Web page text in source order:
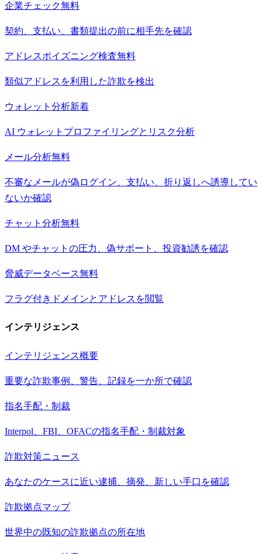
企業チェック無料
契約、支払い、書類提出の前に相手先を確認
アドレスポイズニング検査無料
類似アドレスを利用した詐欺を検出
ウォレット分析新着
AI ウォレットプロファイリングとリスク分析
メール分析無料
不審なメールが偽ログイン、支払い、折り返しへ誘導してい
ないか確認
チャット分析無料
DM やチャットの圧力、偽サポート、投資勧誘を確認
脅威データベース無料
フラグ付きドメインとアドレスを閲覧
インテリジェンス
インテリジェンス概要
重要な詐欺事例、警告、記録を一か所で確認
指名手配・制裁
Interpol、FBI、OFACの指名手配・制裁対象
詐欺対策ニュース
あなたのケースに近い逮捕、摘発、新しい手口を確認
詐欺拠点マップ
世界中の既知の詐欺拠点の所在地